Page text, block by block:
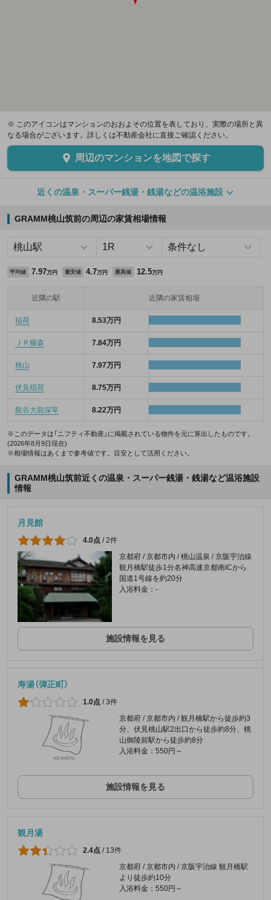
※ このアイコンはマンションのおおよその位置を表しており、実際の場所と異
なる場合がございます。詳しくは不動産会社に直接ご確認ください。
周辺のマンションを地図で探す
近くの温泉・スーパー銭湯・銭湯などの温浴施設
GRAMM桃山筑前の周辺の家賃相場情報
平均値 7.97万円 最安値 4.7万円 最高値 12.5万円
近隣の駅 近隣の家賃相場
稲荷 8.53万円
ＪＲ藤森 7.84万円
桃山 7.97万円
伏見稲荷 8.75万円
龍谷大前深草 8.22万円
※このデータは「ニフティ不動産」に掲載されている物件を元に算出したものです。
(2026年8月9日現在)
※相場情報はあくまで参考値です。目安として活用ください。
GRAMM桃山筑前近くの温泉・スーパー銭湯・銭湯など温浴施設
情報
月見館
4.0点 /2件
京都府 / 京都市内 / 桃山温泉 / 京阪宇治線
観月橋駅徒歩1分名神高速京都南ICから
国道1号線を約20分
入浴料金：-
施設情報を見る
寿湯（弾正町）
1.0点 /3件
京都府 / 京都市内 / 観月橋駅から徒歩約3
分、伏見桃山駅2出口から徒歩約8分、桃
山御陵前駅から徒歩約8分
入浴料金：550円～
施設情報を見る
観月湯
2.4点 / 13件
京都府 / 京都市内 / 京阪宇治線 観月橋駅
より徒歩約10分
入浴料金：550円～